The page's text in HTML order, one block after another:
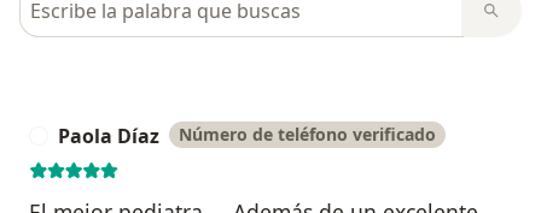
Paola Díaz Número de teléfono verificado